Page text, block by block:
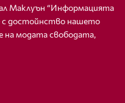
Маклуън “Информацията
с достойнство нашето
на модата свободата,